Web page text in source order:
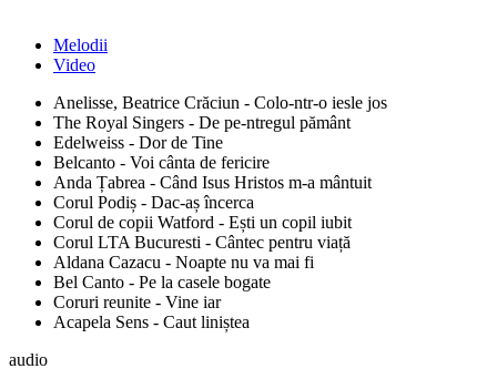
Melodii
Video
Anelisse, Beatrice Crăciun - Colo-ntr-o iesle jos
The Royal Singers - De pe-ntregul pământ
Edelweiss - Dor de Tine
Belcanto - Voi cânta de fericire
Anda Țabrea - Când Isus Hristos m-a mântuit
Corul Podiș - Dac-aș încerca
Corul de copii Watford - Ești un copil iubit
Corul LTA Bucuresti - Cântec pentru viață
Aldana Cazacu - Noapte nu va mai fi
Bel Canto - Pe la casele bogate
Coruri reunite - Vine iar
Acapela Sens - Caut liniștea
audio